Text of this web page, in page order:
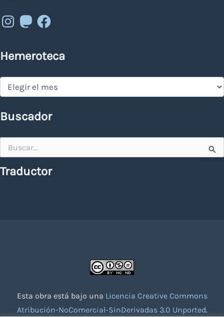
Instagram
MastodonFacebook
Hemeroteca
Hemeroteca
Buscador
por:
Traductor
Esta obra está bajo una Licencia Creative Commons
Atribución-NoComercial-SinDerivadas 3.0 Unported.